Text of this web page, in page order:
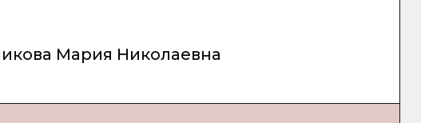
Мария Николаевна